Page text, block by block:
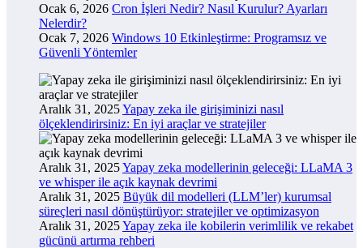
Ocak 6, 2026 Cron İşleri Nedir? Nasıl Kurulur? Ayarları
Nelerdir?
Ocak 7, 2026 Windows 10 Etkinleştirme: Programsız ve
Güvenli Yöntemler
Aralık 31, 2025Yapay zeka ile girişiminizi nasıl
ölçeklendirirsiniz: En iyi araçlar ve stratejiler
Aralık 31, 2025Yapay zeka modellerinin geleceği: LLaMA 3
ve whisper ile açık kaynak devrimi
Aralık 31, 2025 Büyük dil modelleri (LLM’ler) kurumsal
süreçleri nasıl dönüştürüyor: stratejiler ve optimizasyon
Aralık 31, 2025Yapay zeka ile kobilerin verimlilik ve rekabet
gücünü artırma rehberi